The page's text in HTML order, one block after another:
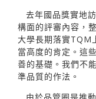
去年國品獎實地
構面的評審內容，
大學長期落實TQM
當高度的肯定。這
善的基礎。我們不
準品質的作法。